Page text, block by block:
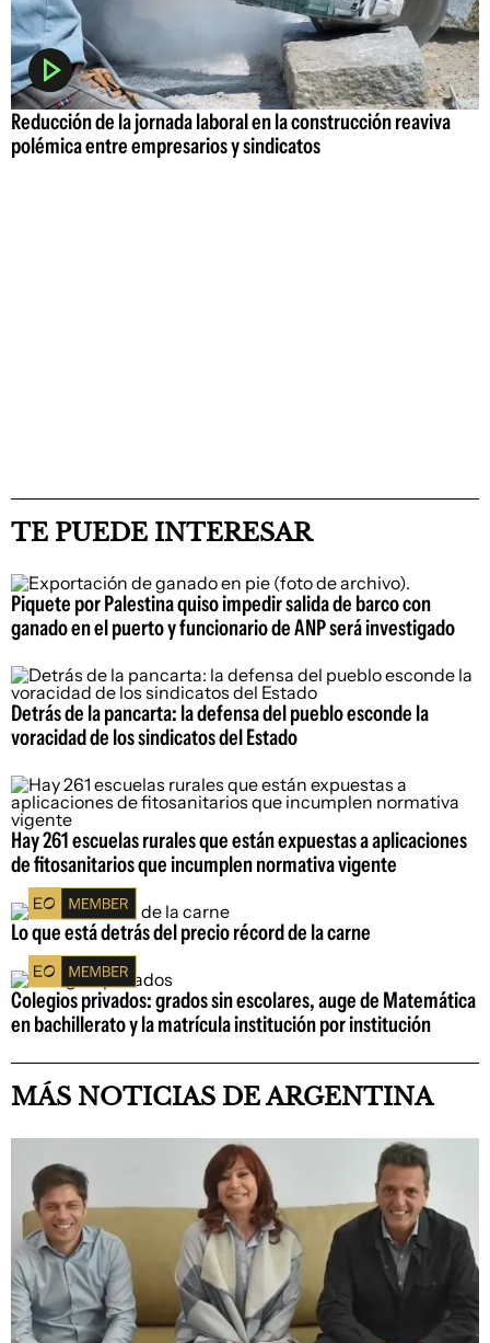
Reducción de la jornada laboral en la construcción reaviva
polémica entre empresarios y sindicatos
TE PUEDE INTERESAR
Piquete por Palestina quiso impedir salida de barco con
ganado en el puerto y funcionario de ANP será investigado
Detrás de la pancarta: la defensa del pueblo esconde la
voracidad de los sindicatos del Estado
Hay 261 escuelas rurales que están expuestas a aplicaciones
de fitosanitarios que incumplen normativa vigente
Lo que está detrás del precio récord de la carne
Colegios privados: grados sin escolares, auge de Matemática
en bachillerato y la matrícula institución por institución
MÁS NOTICIAS DE ARGENTINA